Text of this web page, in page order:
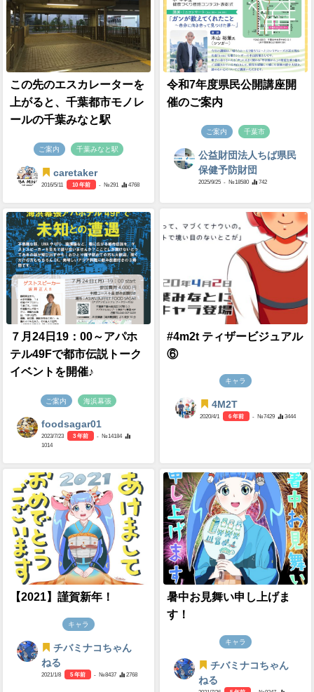
この先のエスカレーターを
上がると、千葉都市モノレ
ールの千葉みなと駅
ご案内 千葉みなと駅
caretaker
2016/5/11 10 年前 - №291 4768
令和7年度県民公開講座開
催のご案内
ご案内 千葉市
公益財団法人ちば県民
保健予防財団
2025/9/25 - №18580 742
７月24日19：00～アパホ
テル49Fで都市伝説トーク
イベントを開催♪
ご案内 海浜幕張
foodsagar01
2023/7/23 3 年前
- №14184
1014
#4m2t ティザービジュアル
⑥
キャラ
4M2T
2020/4/1 6 年前 - №7429 3444
【2021】謹賀新年！
キャラ
チバミナコちゃん
ねる
2021/1/8 5 年前 - №8437 2768
暑中お見舞い申し上げま
す！
キャラ
チバミナコちゃん
ねる